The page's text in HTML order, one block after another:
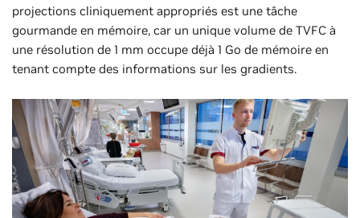
projections cliniquement appropriés est une tâche
gourmande en mémoire, car un unique volume de TVFC à
une résolution de 1 mm occupe déjà 1 Go de mémoire en
tenant compte des informations sur les gradients.